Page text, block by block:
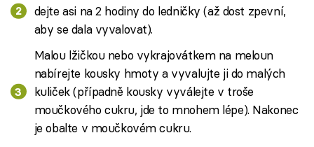
dejte asi na 2 hodiny do ledničky (až dost zpevní,
aby se dala vyvalovat).
Malou lžičkou nebo vykrajovátkem na meloun
nabírejte kousky hmoty a vyvalujte ji do malých
kuliček (případně kousky vyválejte v troše
moučkového cukru, jde to mnohem lépe). Nakonec
je obalte v moučkovém cukru.